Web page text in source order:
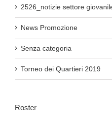
2526_notizie settore
News Promozione
Senza categoria
Torneo dei Quartieri 2019
Roster